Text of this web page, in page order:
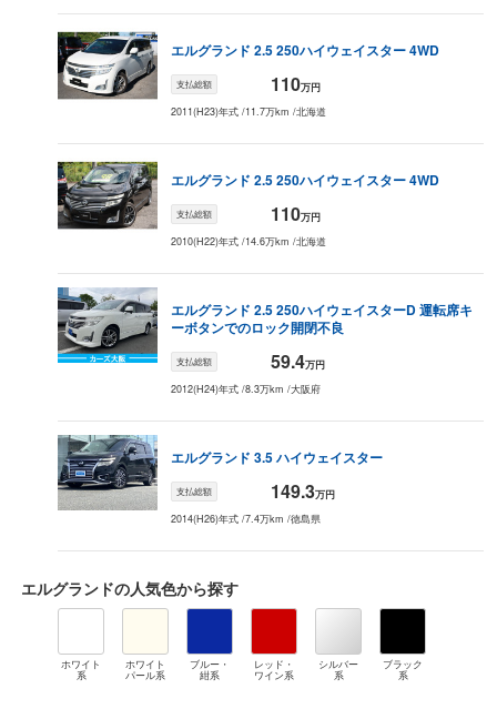
エルグランド 2.5 250ハイウェイスター 4WD
支払総額 110万円
2011(H23)年式 /11.7万km /北海道
エルグランド 2.5 250ハイウェイスター 4WD
支払総額 110万円
2010(H22)年式 /14.6万km /北海道
エルグランド 2.5 250ハイウェイスターD 運転席キ
ーボタンでのロック開閉不良
支払総額 59.4万円
2012(H24)年式 /8.3万km /大阪府
エルグランド 3.5 ハイウェイスター
支払総額 149.3万円
2014(H26)年式 /7.4万km /徳島県
エルグランドの人気色から探す
ホワイト
系
ホワイト
パール系
ブルー・
紺系
レッド・
ワイン系
シルバー
系
ブラック
系